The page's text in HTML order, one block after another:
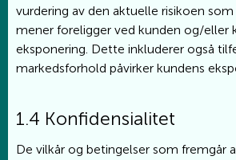
vurdering av den aktuelle risikoen
mener foreligger ved kunden og/eller
eksponering. Dette inkluderer også
markedsforhold påvirker kundens
1.4 Konfidensialitet
De vilkår og betingelser som fremgår